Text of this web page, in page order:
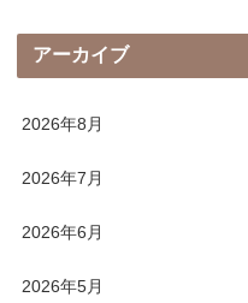
アーカイブ
2026年8月
2026年7月
2026年6月
2026年5月